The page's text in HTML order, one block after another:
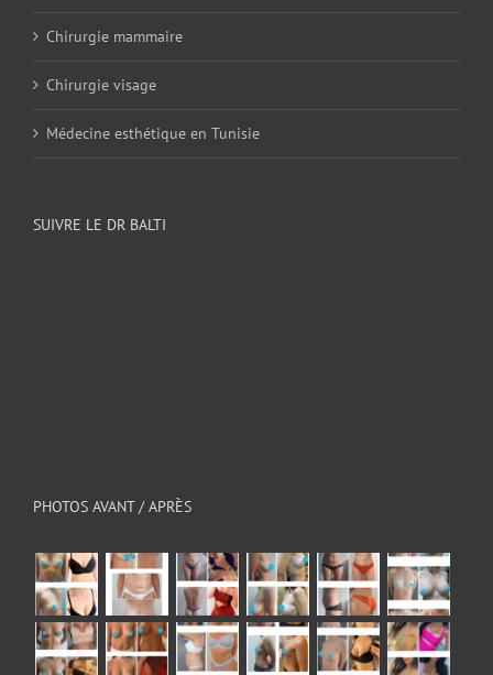
Chirurgie mammaire
Chirurgie visage
Médecine esthétique en Tunisie
SUIVRE LE DR BALTI
PHOTOS AVANT / APRÈS